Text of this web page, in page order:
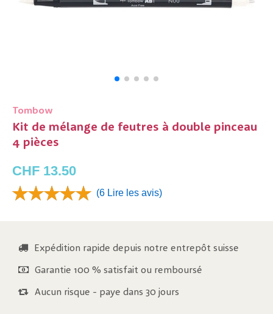
Tombow
Kit de mélange de feutres à double pinceau
4 pièces
CHF 13.50
(6 Lire les avis)
Expédition rapide depuis notre entrepôt suisse
Garantie 100 % satisfait ou remboursé
Aucun risque - paye dans 30 jours